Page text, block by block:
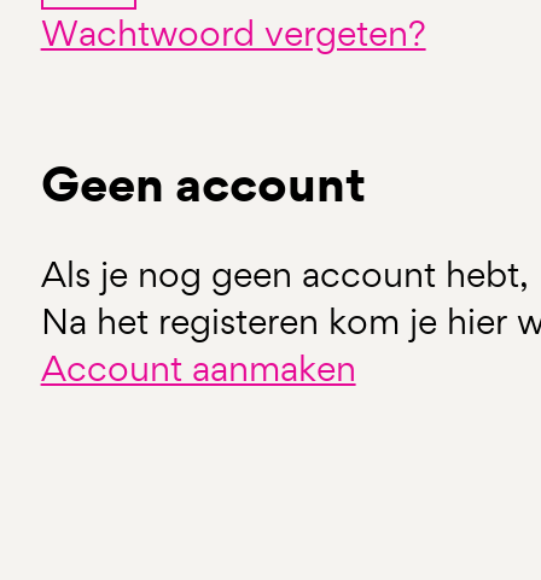
Wachtwoord vergeten?
Geen account
Als je nog geen account hebt,
Na het registeren kom je hier
Account aanmaken